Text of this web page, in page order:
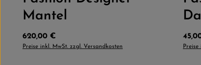
Mantel
Regulärer Preis:
620,00 €
Preise inkl. MwSt. zzgl. Versandkosten